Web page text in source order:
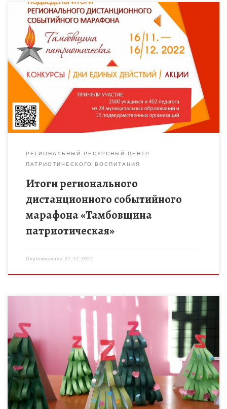
Подведены итоги регионального дистанционного
событийного марафона «Тамбовщина патриотическая»,
который способствовал созданию благоприятных условий
для повышения профессиональной компетентности и
творческой активности руководителей и членов объединений
(клубов, […]
РЕГИОНАЛЬНЫЙ РЕСУРСНЫЙ ЦЕНТР
ПАТРИОТИЧЕСКОГО ВОСПИТАНИЯ
Итоги регионального
дистанционного событийного
марафона «Тамбовщина
патриотическая»
Опубликовано 27.12.2022
Обучающиеся 1 и 2 классов филиала МБОУ «Ржаксинская СОШ
№1 имени Н.М. Фролова» в п. Чакино изготовили своими
руками новогодние открытки для военнослужащих, которые
находятся […]